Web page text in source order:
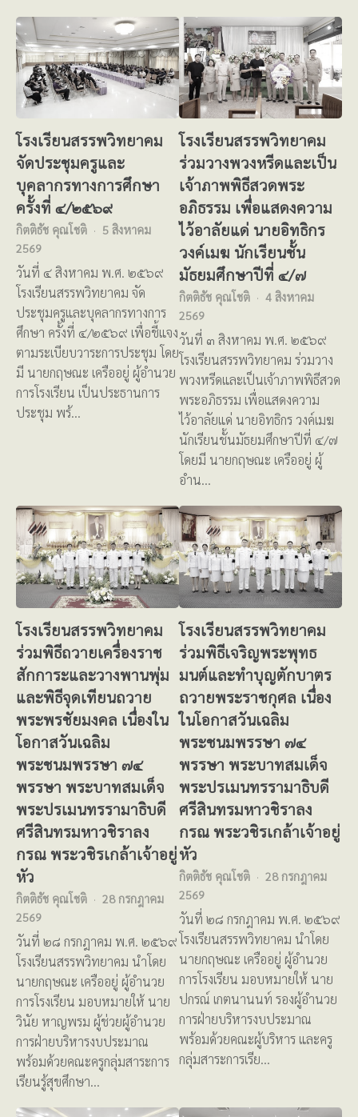
โรงเรียนสรรพวิทยาคม
จัดประชุมครูและ
บุคลากรทางการศึกษา
ครั้งที่ ๔/๒๕๖๙
กิตติธัช คุณโชติ
5 สิงหาคม
2569
วันที่ ๔ สิงหาคม พ.ศ. ๒๕๖๙
โรงเรียนสรรพวิทยาคม จัด
ประชุมครูและบุคลากรทางการ
ศึกษา ครั้งที่ ๔/๒๕๖๙ เพื่อชี้แจง
ตามระเบียบวาระการประชุม โดย
มี นายกฤษณะ เครืออยู่ ผู้อำนวย
การโรงเรียน เป็นประธานการ
ประชุม พร้…
โรงเรียนสรรพวิทยาคม
ร่วมวางพวงหรีดและเป็น
เจ้าภาพพิธีสวดพระ
อภิธรรม เพื่อแสดงความ
ไว้อาลัยแด่ นายอิทธิกร
วงค์เมฆ นักเรียนชั้น
มัธยมศึกษาปีที่ ๔/๗
กิตติธัช คุณโชติ
4 สิงหาคม
2569
วันที่ ๓ สิงหาคม พ.ศ. ๒๕๖๙
โรงเรียนสรรพวิทยาคม ร่วมวาง
พวงหรีดและเป็นเจ้าภาพพิธีสวด
พระอภิธรรม เพื่อแสดงความ
ไว้อาลัยแด่ นายอิทธิกร วงค์เมฆ
นักเรียนชั้นมัธยมศึกษาปีที่ ๔/๗
โดยมี นายกฤษณะ เครืออยู่ ผู้
อำน…
โรงเรียนสรรพวิทยาคม
ร่วมพิธีถวายเครื่องราช
สักการะและวางพานพุ่ม
และพิธีจุดเทียนถวาย
พระพรชัยมงคล เนื่องใน
โอกาสวันเฉลิม
พระชนมพรรษา ๗๔
พรรษา พระบาทสมเด็จ
พระปรเมนทรรามาธิบดี
ศรีสินทรมหาวชิราลง
กรณ พระวชิรเกล้าเจ้าอยู่
หัว
กิตติธัช คุณโชติ
28 กรกฎาคม
2569
วันที่ ๒๘ กรกฎาคม พ.ศ. ๒๕๖๙
โรงเรียนสรรพวิทยาคม นำโดย
นายกฤษณะ เครืออยู่ ผู้อำนวย
การโรงเรียน มอบหมายให้ นาย
วินัย หาญพรม ผู้ช่วยผู้อำนวย
การฝ่ายบริหารงบประมาณ
พร้อมด้วยคณะครูกลุ่มสาระการ
เรียนรู้สุขศึกษา…
โรงเรียนสรรพวิทยาคม
ร่วมพิธีเจริญพระพุทธ
มนต์และทำบุญตักบาตร
ถวายพระราชกุศล เนื่อง
ในโอกาสวันเฉลิม
พระชนมพรรษา ๗๔
พรรษา พระบาทสมเด็จ
พระปรเมนทรรามาธิบดี
ศรีสินทรมหาวชิราลง
กรณ พระวชิรเกล้าเจ้าอยู่
หัว
กิตติธัช คุณโชติ
28 กรกฎาคม
2569
วันที่ ๒๘ กรกฎาคม พ.ศ. ๒๕๖๙
โรงเรียนสรรพวิทยาคม นำโดย
นายกฤษณะ เครืออยู่ ผู้อำนวย
การโรงเรียน มอบหมายให้ นาย
ปกรณ์ เกตนานนท์ รองผู้อำนวย
การฝ่ายบริหารงบประมาณ
พร้อมด้วยคณะผู้บริหาร และครู
กลุ่มสาระการเรีย…